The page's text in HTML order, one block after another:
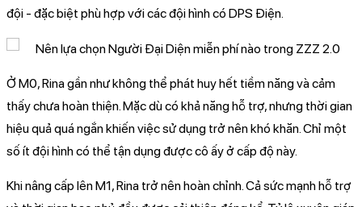
đội - đặc biệt phù hợp với các đội hình có DPS Điện.
Ở M0, Rina gần như không thể phát huy hết tiềm năng và cảm
thấy chưa hoàn thiện. Mặc dù có khả năng hỗ trợ, nhưng thời gian
hiệu quả quá ngắn khiến việc sử dụng trở nên khó khăn. Chỉ một
số ít đội hình có thể tận dụng được cô ấy ở cấp độ này.
Khi nâng cấp lên M1, Rina trở nên hoàn chỉnh. Cả sức mạnh hỗ trợ